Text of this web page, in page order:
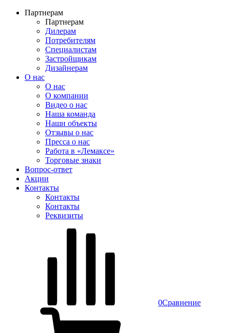
Партнерам
Партнерам
Дилерам
Потребителям
Специалистам
Застройщикам
Дизайнерам
О нас
О нас
О компании
Видео о нас
Наша команда
Наши объекты
Отзывы о нас
Пресса о нас
Работа в «Лемаксе»
Торговые знаки
Вопрос-ответ
Акции
Контакты
Контакты
Контакты
Реквизиты
0Сравнение